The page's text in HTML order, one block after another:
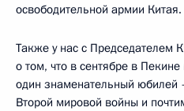
освободительной армии Китая.
Также у нас с Председателем
о том, что в сентябре в
один знаменательный юбилей
Второй мировой войны и